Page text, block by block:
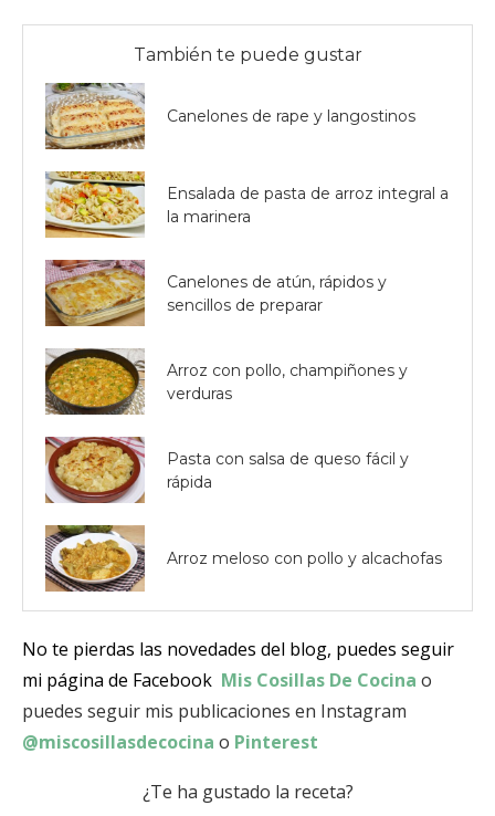
También te puede gustar
Canelones de rape y langostinos
Ensalada de pasta de arroz integral a
la marinera
Canelones de atún, rápidos y
sencillos de preparar
Arroz con pollo, champiñones y
verduras
Pasta con salsa de queso fácil y
rápida
Arroz meloso con pollo y alcachofas
No te pierdas las novedades del blog, puedes seguir
mi página de Facebook Mis Cosillas De Cocina o
puedes seguir mis publicaciones en Instagram
@miscosillasdecocina o Pinterest
¿Te ha gustado la receta?